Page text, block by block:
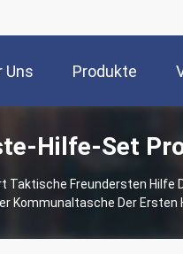
Uns Produkte
Hilfe-Set
Taktische Freundersten Hilfe
Kommunaltasche Der Ersten